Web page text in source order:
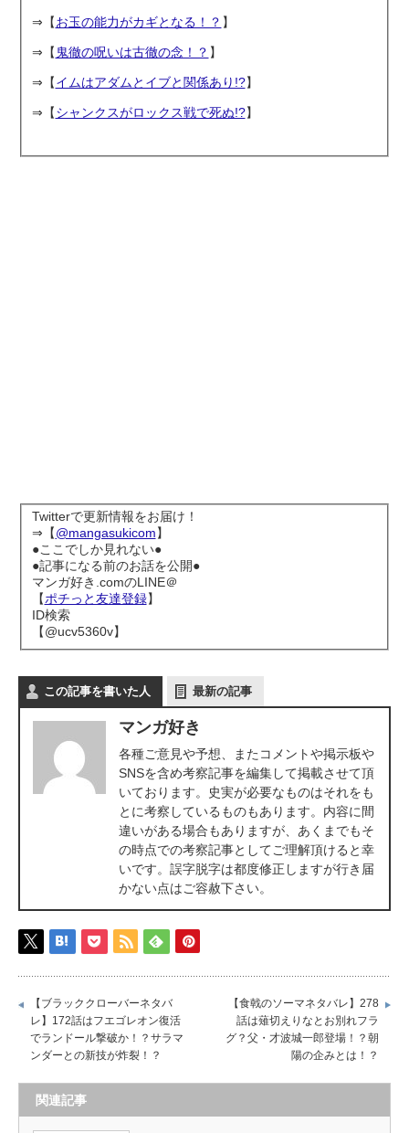
⇒【お玉の能力がカギとなる！？ 】
⇒【 鬼徹の呪いは古徹の念！？ 】
⇒【イムはアダムとイブと関係あり!?】
⇒【シャンクスがロックス戦で死ぬ!?】
Twitterで更新情報をお届け！
⇒【@mangasukicom】
●ここでしか見れない●
●記事になる前のお話を公開●
マンガ好き.comのLINE＠
【ポチっと友達登録】
ID検索
【@ucv5360v】
この記事を書いた人 最新の記事
マンガ好き
各種ご意見や予想、またコメントや掲示板や
SNSを含め考察記事を編集して掲載させて頂
いております。史実が必要なものはそれをも
とに考察しているものもあります。内容に間
違いがある場合もありますが、あくまでもそ
の時点での考察記事としてご理解頂けると幸
いです。誤字脱字は都度修正しますが行き届
かない点はご容赦下さい。
【ブラッククローバーネタバ
レ】172話はフエゴレオン復活
でランドール撃破か！？サラマ
ンダーとの新技が炸裂！？
【食戟のソーマネタバレ】278
話は薙切えりなとお別れフラ
グ？父・才波城一郎登場！？朝
陽の企みとは！？
関連記事